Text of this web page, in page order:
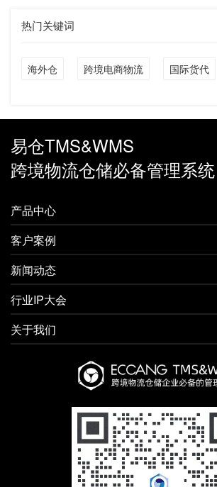
热门关键词
海外仓 跨境电商物流 国际货代
易仓TMS&WMS
跨境物流仓储必备管理系统
产品中心
客户案例
新闻动态
行业IP大会
关于我们